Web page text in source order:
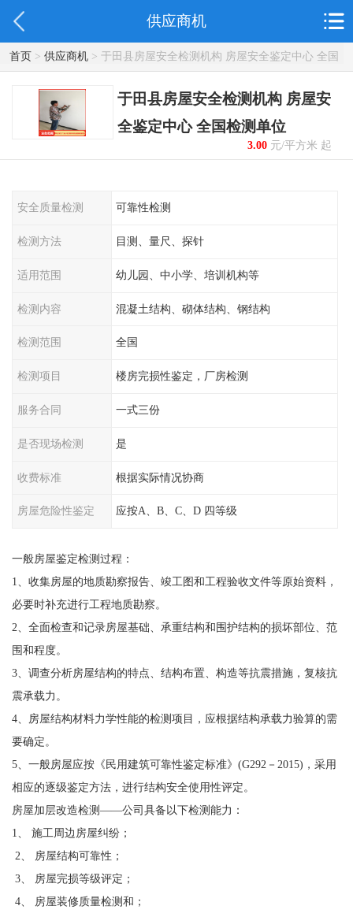
供应商机
首页> 供应商机> 于田县房屋安全检测机构 房屋安全鉴定中心 全国
检测单位
于田县房屋安全检测机构 房屋安
全鉴定中心 全国检测单位
3.00元/平方米 起
安全质量检测 可靠性检测
检测方法 目测、量尺、探针
适用范围 幼儿园、中小学、培训机构等
检测内容 混凝土结构、砌体结构、钢结构
检测范围 全国
检测项目 楼房完损性鉴定，厂房检测
服务合同 一式三份
是否现场检测 是
收费标准 根据实际情况协商
房屋危险性鉴定 应按A、B、C、D 四等级
一般房屋鉴定检测过程：
1、收集房屋的地质勘察报告、竣工图和工程验收文件等原始资料，
必要时补充进行工程地质勘察。
2、全面检查和记录房屋基础、承重结构和围护结构的损坏部位、范
围和程度。
3、调查分析房屋结构的特点、结构布置、构造等抗震措施，复核抗
震承载力。
4、房屋结构材料力学性能的检测项目，应根据结构承载力验算的需
要确定。
5、一般房屋应按《民用建筑可靠性鉴定标准》(G292－2015)，采用
相应的逐级鉴定方法，进行结构安全使用性评定。
房屋加层改造检测——公司具备以下检测能力：
1、 施工周边房屋纠纷；
2、 房屋结构可靠性；
3、 房屋完损等级评定；
4、 房屋装修质量检测和；